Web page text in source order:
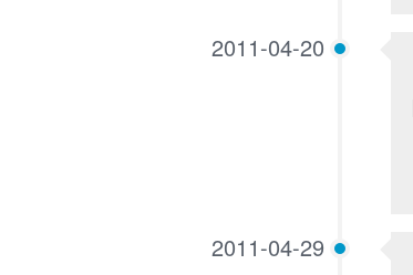
2011-04-20
2011-04-29